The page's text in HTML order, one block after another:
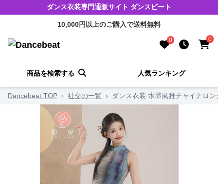
ダンス衣装専門通販サイト ダンスビート
10,000円以上のご購入で送料無料
0 0
商品を検索する 人気ランキング
Dancebeat TOP › 社交の一覧 › ダンス衣装 水墨風雅チャイナロン